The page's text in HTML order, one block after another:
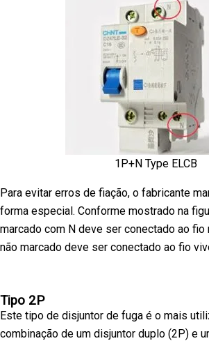
1P+N Type ELCB
Para evitar erros de fiação, o fabricante
forma especial. Conforme mostrado na
marcado com N deve ser conectado ao fio
não marcado deve ser conectado ao fio
Tipo 2P
Este tipo de disjuntor de fuga é o mais
combinação de um disjuntor duplo (2P) e